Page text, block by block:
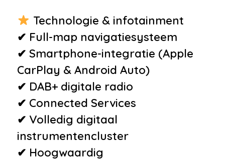
•Verkeersbord detectie
Overige
•18" vijf dubbelspaaks
lichtmetalen velgen
•AMG Line exterieur
•BTW te verrekenen
•Connected services
•Dab
Technologie & infotainment
✔ Full-map navigatiesysteem
✔ Smartphone-integratie (Apple
CarPlay & Android Auto)
✔ DAB+ digitale radio
✔ Connected Services
✔ Volledig digitaal
instrumentencluster
✔ Hoogwaardig